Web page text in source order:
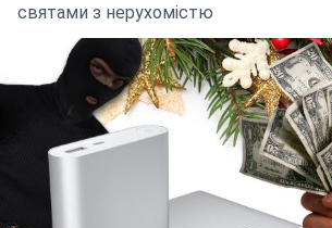
святами з нерухомістю